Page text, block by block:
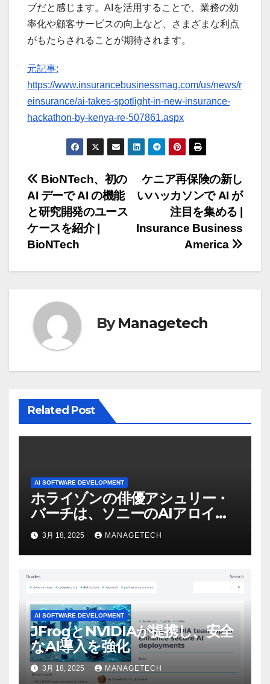
ブだと感じます。AIを活用することで、業務の効
率化や顧客サービスの向上など、さまざまな利点
がもたらされることが期待されます。
元記事:
https://www.insurancebusinessmag.com/us/news/r
einsurance/ai-takes-spotlight-in-new-insurance-
hackathon-by-kenya-re-507861.aspx
投
稿
ナ
ー
シ
ケニア再保険の新し
いハッカソンで AI が
注目を集める |
Insurance Business
America
BioNTech、初の
AI デーで AI の機能
と研究開発のユース
ケースを紹介 |
BioNTech
ByManagetech
Related Post
AI SOFTWARE DEVELOPMENT
ホライゾンの俳優アシュリー・
バーチは、ソニーのAIアロイの
ビデオを見て「ゲームパフォー
マンスという芸術形式に不安を
感じた」と語る – IGN
3月 18, 2025 MANAGETECH
AI SOFTWARE DEVELOPMENT
JFrogとNVIDIAが提携し、安全
なAI導入を強化
3月 18, 2025 MANAGETECH